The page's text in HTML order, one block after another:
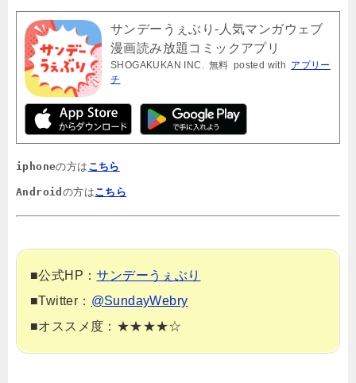
サンデーうぇぶり-人気マンガウェブ
漫画読み放題コミックアプリ
SHOGAKUKAN INC. 無料 posted with アプリー
チ
iphoneの方は こちら
Android の方はこちら
■公式HP：サンデーうぇぶり
■Twitter： @SundayWebry
■オススメ度：★★★★☆